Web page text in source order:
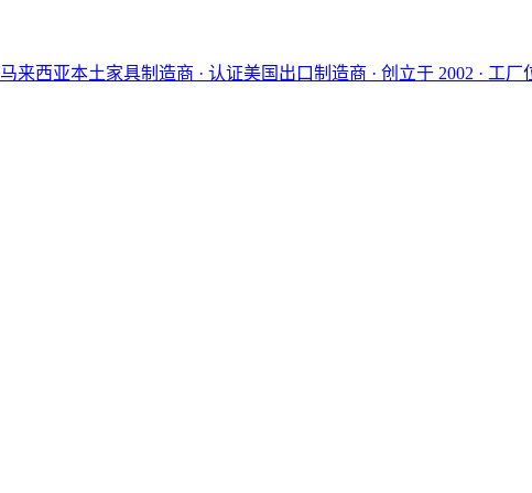
马来西亚本土家具制造商 · 认证美国出口制造商 · 创立于 2002 · 工